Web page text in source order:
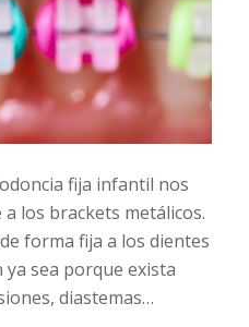
fija infantil nos
los brackets metálicos.
forma fija a los dientes
sea porque exista
diastemas…